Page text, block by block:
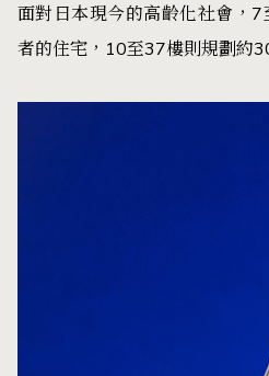
面對日本現今的高齡化社會，
者的住宅，10至37樓則規劃約